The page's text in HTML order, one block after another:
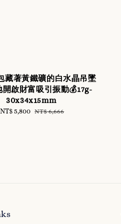
藏著黃鐵礦的白水晶吊墜
開啟財富吸引振動💰17g-
30x34x15mm
Sale
NT$ 5,800 Regular
NT$ 6,666